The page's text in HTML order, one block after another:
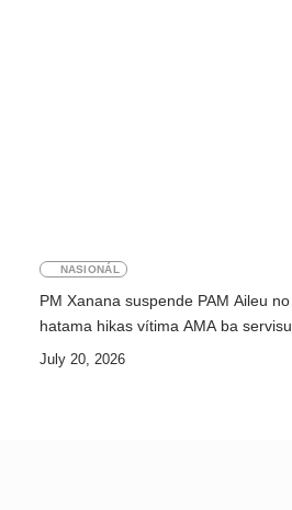
NASIONÁL
PM Xanana suspende PAM Aileu no
hatama hikas vítima AMA ba servisu
July 20, 2026